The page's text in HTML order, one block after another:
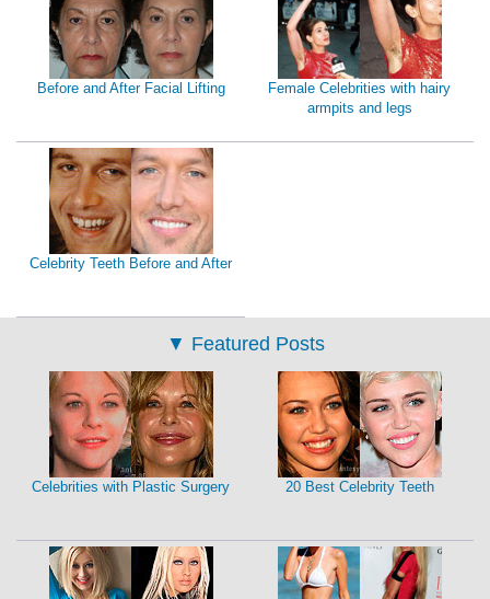
Before and After Facial Lifting
Female Celebrities with hairy
armpits and legs
Celebrity Teeth Before and After
▼ Featured Posts
Celebrities with Plastic Surgery 20 Best Celebrity Teeth